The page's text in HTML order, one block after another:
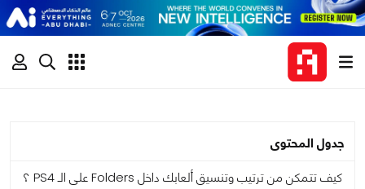
جدول المحتوى
كيف تتمكن من ترتيب وتنسيق ألعابك داخل Folders على الـ PS4 ؟